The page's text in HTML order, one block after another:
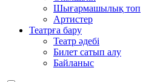
Шығармашылық топ
Артистер
Театрға бару
Театр әдебі
Билет сатып алу
Байланыс